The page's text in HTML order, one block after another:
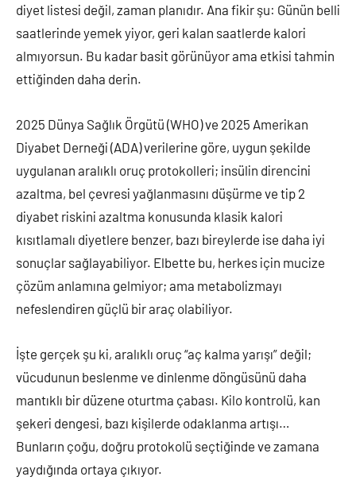
diyet listesi değil, zaman planıdır. Ana fikir şu: Günün belli
saatlerinde yemek yiyor, geri kalan saatlerde kalori
almıyorsun. Bu kadar basit görünüyor ama etkisi tahmin
ettiğinden daha derin.
2025 Dünya Sağlık Örgütü (WHO) ve 2025 Amerikan
Diyabet Derneği (ADA) verilerine göre, uygun şekilde
uygulanan aralıklı oruç protokolleri; insülin direncini
azaltma, bel çevresi yağlanmasını düşürme ve tip 2
diyabet riskini azaltma konusunda klasik kalori
kısıtlamalı diyetlere benzer, bazı bireylerde ise daha iyi
sonuçlar sağlayabiliyor. Elbette bu, herkes için mucize
çözüm anlamına gelmiyor; ama metabolizmayı
nefeslendiren güçlü bir araç olabiliyor.
İşte gerçek şu ki, aralıklı oruç “aç kalma yarışı” değil;
vücudunun beslenme ve dinlenme döngüsünü daha
mantıklı bir düzene oturtma çabası. Kilo kontrolü, kan
şekeri dengesi, bazı kişilerde odaklanma artışı…
Bunların çoğu, doğru protokolü seçtiğinde ve zamana
yaydığında ortaya çıkıyor.